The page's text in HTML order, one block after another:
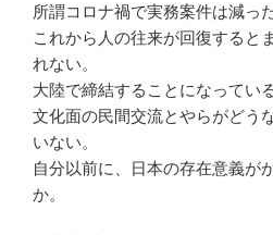
所謂コロナ禍で実務案件は減った
これから人の往来が回復すると
れない。
大陸で締結することになってい
文化面の民間交流とやらがどう
いない。
自分以前に、日本の存在意義が
か。